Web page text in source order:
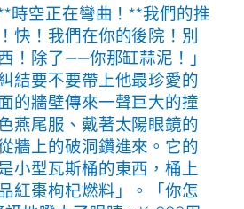
時空正在彎曲！**我們的推
快！我們在你的後院！別
！除了——你那缸蒜泥！」
結要不要帶上他最珍愛的
的牆壁傳來一聲巨大的撞
燕尾服、戴著太陽眼鏡的
牆上的破洞鑽進來。它的
小型瓦斯桶的東西，桶上
紅棗枸杞燃料」。「你怎